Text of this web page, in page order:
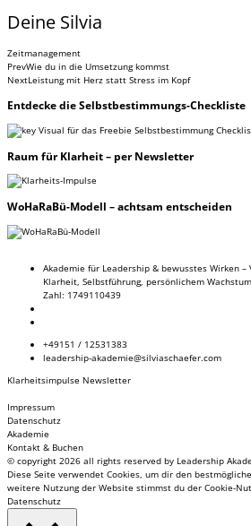
Deine Silvia
Zeitmanagement
PrevWie du in die Umsetzung kommst
NextLeistung mit Herz statt Stress im Kopf
Entdeckedie Selbstbestimmungs-Checkliste
Raum für Klarheit – per Newsletter
WoHaRaBü-Modell – achtsam entscheiden
Akademie für Leadership & bewusstes Wirken –
Klarheit, Selbstführung, persönlichem
Zahl: 1749110439
+49151 / 12531383
leadership-akademie@silviaschaefer.com
Klarheitsimpulse Newsletter
Impressum
Datenschutz
Akademie
Kontakt & Buchen
© copyright 2026 all rights reserved by Leadership
Diese Seite verwendet Cookies, um dir den
weitere Nutzung der Website stimmst du der Cookie-
Datenschutz